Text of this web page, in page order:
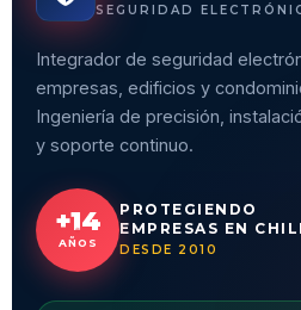
SEGURIDAD
Integrador de seguridad
empresas, edificios y
Ingeniería de precisión,
y soporte continuo.
+14
AÑOS
PROTEGIENDO
EMPRESAS EN
DESDE 2010